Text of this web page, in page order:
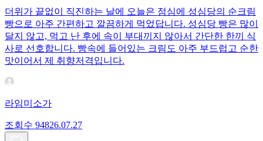
더위가 끝없이 직진하는 날에 오늘은 점심에 성심당의 순크림
빵으로 아주 간편하고 깔끔하게 먹었답니다. 성심당 빵은 많이
달지 않고, 먹고 난 후에 속이 부대끼지 않아서 간단한 한끼 식
사로 선호합니다. 빵속에 들어있는 크림도 아주 부드럽고 순한
맛이어서 제 취향저격입니다.
라임미소가
조회수 94826.07.27